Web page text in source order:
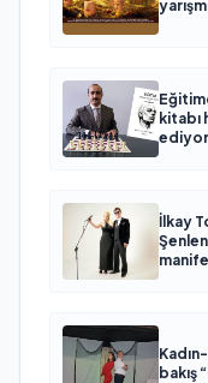
kitabı
ediyor
İlkay
bakış